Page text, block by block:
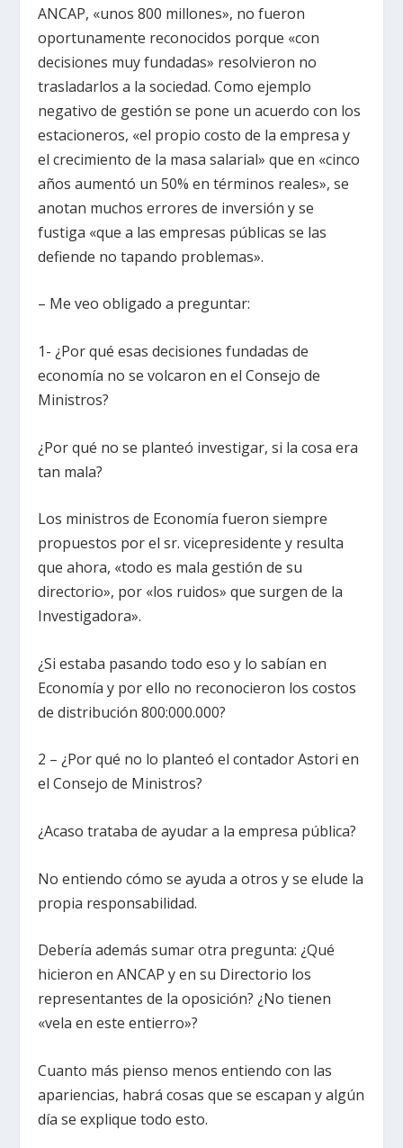
ANCAP, «unos 800 millones», no fueron
oportunamente reconocidos porque «con
decisiones muy fundadas» resolvieron no
trasladarlos a la sociedad. Como ejemplo
negativo de gestión se pone un acuerdo con los
estacioneros, «el propio costo de la empresa y
el crecimiento de la masa salarial» que en «cinco
años aumentó un 50% en términos reales», se
anotan muchos errores de inversión y se
fustiga «que a las empresas públicas se las
defiende no tapando problemas».
– Me veo obligado a preguntar:
1- ¿Por qué esas decisiones fundadas de
economía no se volcaron en el Consejo de
Ministros?
¿Por qué no se planteó investigar, si la cosa era
tan mala?
Los ministros de Economía fueron siempre
propuestos por el sr. vicepresidente y resulta
que ahora, «todo es mala gestión de su
directorio», por «los ruidos» que surgen de la
Investigadora».
¿Si estaba pasando todo eso y lo sabían en
Economía y por ello no reconocieron los costos
de distribución 800:000.000?
2 – ¿Por qué no lo planteó el contador Astori en
el Consejo de Ministros?
¿Acaso trataba de ayudar a la empresa pública?
No entiendo cómo se ayuda a otros y se elude la
propia responsabilidad.
Debería además sumar otra pregunta: ¿Qué
hicieron en ANCAP y en su Directorio los
representantes de la oposición? ¿No tienen
«vela en este entierro»?
Cuanto más pienso menos entiendo con las
apariencias, habrá cosas que se escapan y algún
día se explique todo esto.